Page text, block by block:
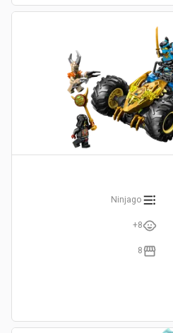
Ninjago
8+
8